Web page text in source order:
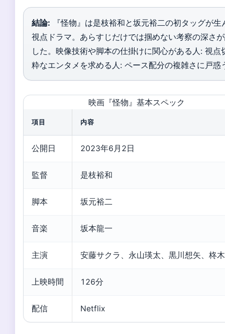
結論: 『怪物』は是枝裕和と坂元裕二の初タッグが
視点ドラマ。あらすじだけでは掴めない考察の深さ
した。映像技術や脚本の仕掛けに関心がある人: 視
粋なエンタメを求める人: ペース配分の複雑さに戸惑
映画『怪物』基本スペック
項目 内容
公開日 2023年6月2日
監督 是枝裕和
脚本 坂元裕二
音楽 坂本龍一
主演 安藤サクラ、永山瑛太、黒川想矢、柊
上映時間 126分
配信 Netflix